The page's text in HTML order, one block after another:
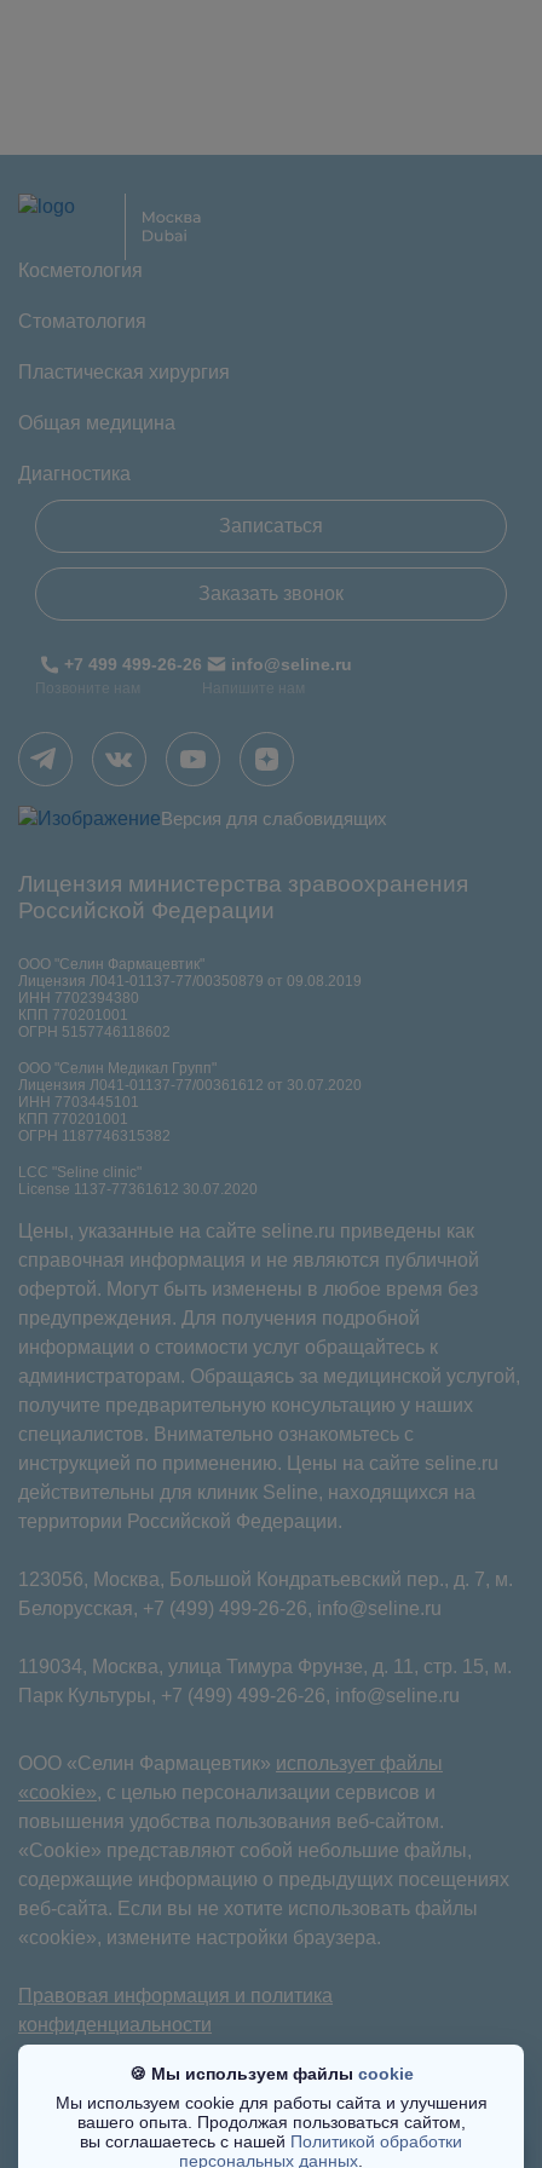
Косметология
Стоматология
Пластическая хирургия
Общая медицина
Диагностика
Записаться
Заказать звонок
+7 499 499-26-26
Позвоните нам
info@seline.ru
Напишите нам
Версия для слабовидящих
Лицензия министерства зравоохранения
Российской Федерации
ООО "Селин Фармацевтик"
Лицензия Л041-01137-77/00350879 от 09.08.2019
ИНН 7702394380
КПП 770201001
ОГРН 5157746118602
ООО "Селин Медикал Групп"
Лицензия Л041-01137-77/00361612 от 30.07.2020
ИНН 7703445101
КПП 770201001
ОГРН 1187746315382
LCC "Seline clinic"
License 1137-77361612 30.07.2020
Цены, указанные на сайте seline.ru приведены как
справочная информация и не являются публичной
офертой. Могут быть изменены в любое время без
предупреждения. Для получения подробной
информации о стоимости услуг обращайтесь к
администраторам. Обращаясь за медицинской услугой,
получите предварительную консультацию у наших
специалистов. Внимательно ознакомьтесь с
инструкцией по применению. Цены на сайте seline.ru
действительны для клиник Seline, находящихся на
территории Российской Федерации.
123056, Москва, Большой Кондратьевский пер., д. 7, м.
Белорусская, +7 (499) 499-26-26, info@seline.ru
119034, Москва, улица Тимура Фрунзе, д. 11⁠, стр. 15, м.
Парк Культуры, +7 (499) 499-26-26, info@seline.ru
ООО «Селин Фармацевтик» использует файлы
«cookie», с целью персонализации сервисов и
повышения удобства пользования веб-сайтом.
«Cookie» представляют собой небольшие файлы,
содержащие информацию о предыдущих посещениях
веб-сайта. Если вы не хотите использовать файлы
«cookie», измените настройки браузера.
Правовая информация и политика
конфиденциальности
Имеются противопоказания. Требуется
консультация специалиста.
©2017-2025
🍪 Мы используем файлы cookie
Мы используем cookie для работы сайта и улучшения
вашего опыта. Продолжая пользоваться сайтом,
вы соглашаетесь с нашей Политикой обработки
персональных данных